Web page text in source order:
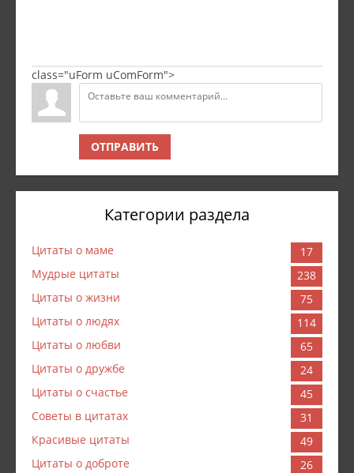
Категории раздела
Цитаты о маме
17
Мудрые цитаты
238
Цитаты о жизни
75
Цитаты о людях
114
Цитаты о любви
65
Цитаты о дружбе
24
Цитаты о счастье
45
Советы в цитатах
31
Красивые цитаты
49
Цитаты о доброте
26
class="uForm uComForm">
ОТПРАВИТЬ